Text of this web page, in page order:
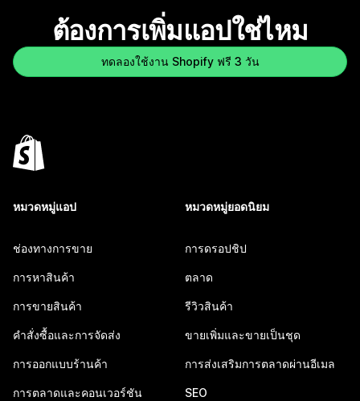
ต้องการเพิ่มแอปใช่ไหม
ทดลองใช้งาน Shopify ฟรี 3 วัน
หมวดหมู่แอป
ช่องทางการขาย
การหาสินค้า
การขายสินค้า
คำสั่งซื้อและการจัดส่ง
การออกแบบร้านค้า
การตลาดและคอนเวอร์ชัน
หมวดหมู่ยอดนิยม
การดรอปชิป
ตลาด
รีวิวสินค้า
ขายเพิ่มและขายเป็นชุด
การส่งเสริมการตลาดผ่านอีเมล
SEO